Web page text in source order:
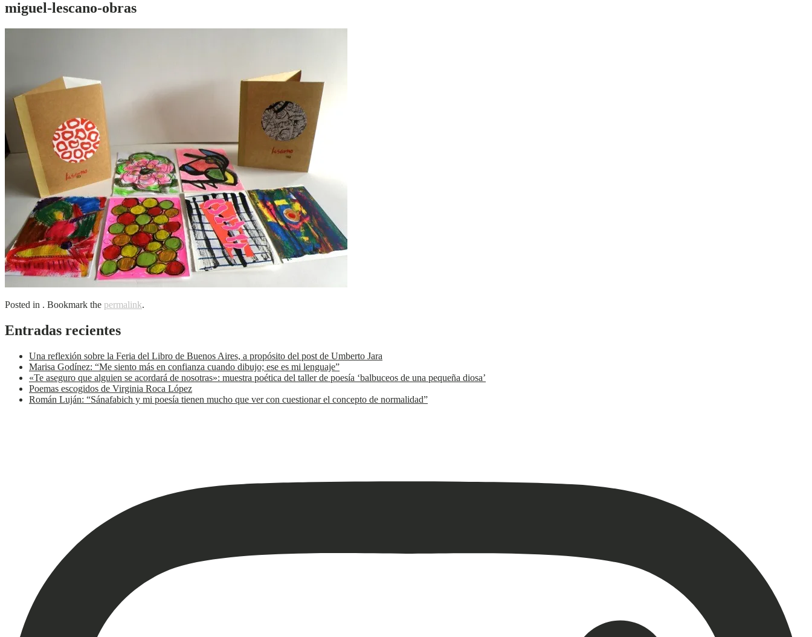
miguel-lescano-obras
Posted in . Bookmark the permalink.
Entradas recientes
Una reflexión sobre la Feria del Libro de Buenos Aires, a propósito del post de Umberto Jara
Marisa Godínez: “Me siento más en confianza cuando dibujo; ese es mi lenguaje”
«Te aseguro que alguien se acordará de nosotras»: muestra poética del taller de poesía ‘balbuceos de una pequeña diosa’
Poemas escogidos de Virginia Roca López
Román Luján: “Sánafabich y mi poesía tienen mucho que ver con cuestionar el concepto de normalidad”